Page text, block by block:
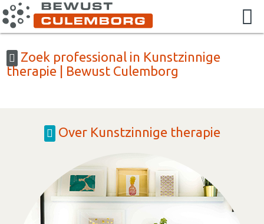
Zoek professional in Kunstzinnige
therapie | Bewust Culemborg
Over Kunstzinnige therapie